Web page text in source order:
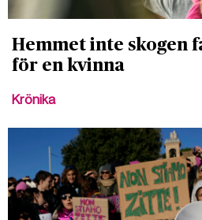
Hemmet inte skogen
för en kvinna
Krönika